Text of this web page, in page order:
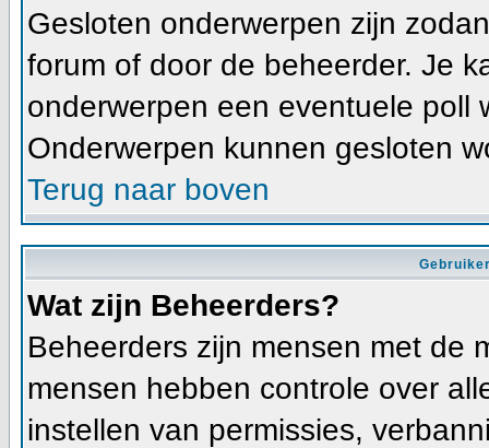
Gesloten onderwerpen zijn
forum of door de beheerder. Je
onderwerpen een eventuele poll
Onderwerpen kunnen gesloten
Terug naar boven
Wat zijn Beheerders?
Beheerders zijn mensen met de
mensen hebben controle over
instellen van permissies,